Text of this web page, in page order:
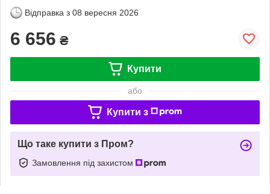
Відправка з 08 вересня 2026
6 656 ₴
Купити
або
Купити з
Що таке купити з Пром?
Замовлення під захистом